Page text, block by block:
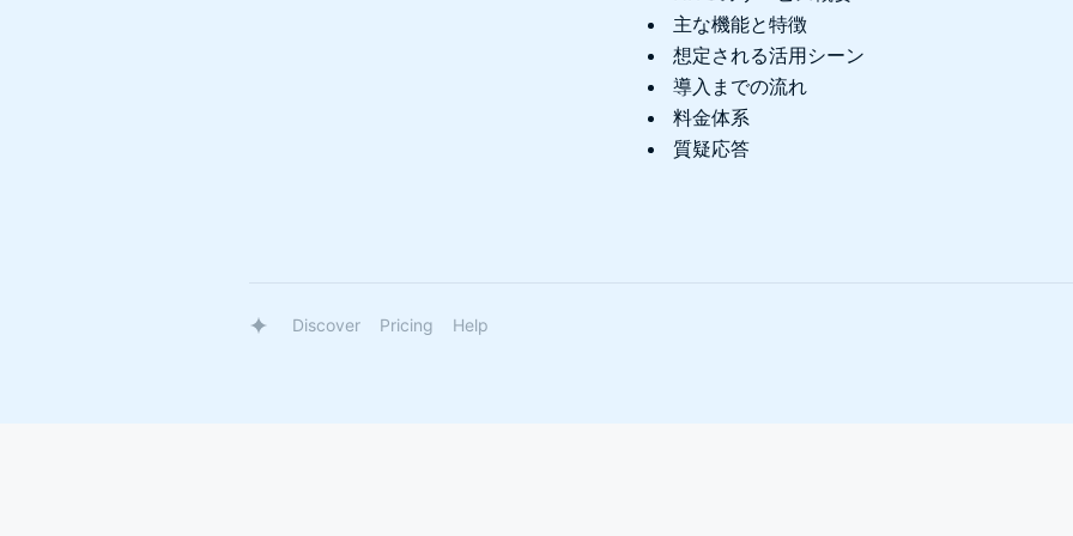
主な機能と特徴
想定される活用シーン
導入までの流れ
料金体系
質疑応答
Discover Pricing Help